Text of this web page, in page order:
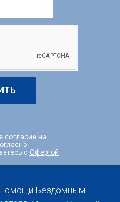
согласие на
с Офертой
Помощи Бездомным